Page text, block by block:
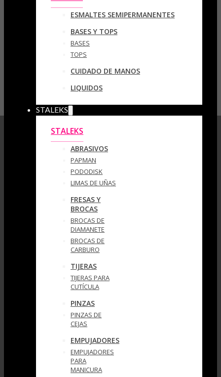
ESMALTES SEMIPERMANENTES
BASES Y TOPS
BASES
TOPS
CUIDADO DE MANOS
LIQUIDOS
STALEKS
STALEKS
ABRASIVOS
PAPMAN
PODODISK
LIMAS DE UÑAS
FRESAS Y
BROCAS
BROCAS DE
DIAMANETE
BROCAS DE
CARBURO
TIJERAS
TIJERAS PARA
CUTÍCULA
PINZAS
PINZAS DE
CEJAS
EMPUJADORES
EMPUJADORES
PARA
MANICURA